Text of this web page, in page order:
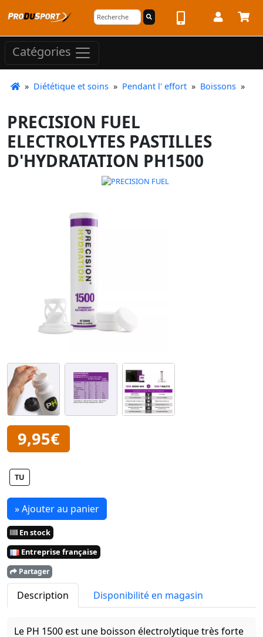
Catégories
» Diététique et soins » Pendant l' effort » Boissons »
PRECISION FUEL
ELECTROLYTES PASTILLES
D'HYDRATATION PH1500
9,95€
TU
» Ajouter au panier
En stock
Entreprise française
Partager
Description Disponibilité en magasin
Le PH 1500 est une boisson électrolytique très forte